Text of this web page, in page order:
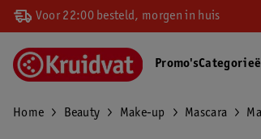
Voor 22:00 besteld, morgen in huis
Promo's
Home Beauty Make-up Mascara